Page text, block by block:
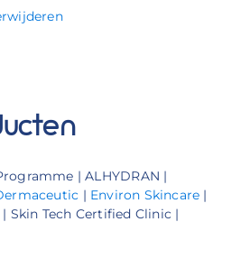
| ALHYDRAN |
| Environ Skincare |
Skin Tech Certified Clinic |